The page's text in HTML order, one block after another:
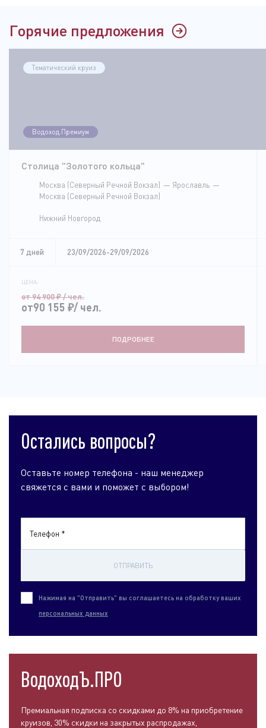
Горячие предложения
Тематический круиз
Водоход.Премиум
Столица "Золотого кольца"
Москва (Северный Речной Вокзал)
Ярославль
Москва (Северный Речной Вокзал)
Нижний Новгород
7 дней 23/09/2026-29/09/2026
ЦЕНА:
от 94 900₽/ чел.
от90 155 ₽/ чел.
ПОДРОБНЕЕ
Остались вопросы?
Оставьте номер телефона - наш менеджер
свяжется с вами и поможет с выбором!
Телефон *
ОТПРАВИТЬ
Нажимая на "Отправить" вы соглашаетесь на обработку ваших
персональных данных
ВодоходЪ.ПРО
Премиальная подписка со скидками до 8% на приобретение
круизов, 30% скидки на закрытых распродажах,